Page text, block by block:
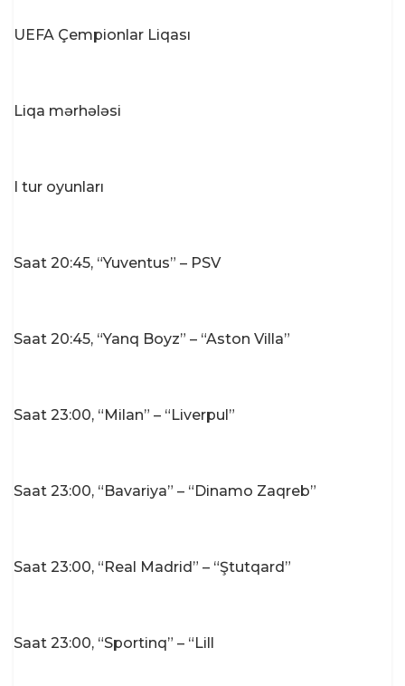
UEFA Çempionlar Liqası
Liqa mərhələsi
I tur oyunları
Saat 20:45, “Yuventus” – PSV
Saat 20:45, “Yanq Boyz” – “Aston Villa”
Saat 23:00, “Milan” – “Liverpul”
Saat 23:00, “Bavariya” – “Dinamo Zaqreb”
Saat 23:00, “Real Madrid” – “Ştutqard”
Saat 23:00, “Sportinq” – “Lill